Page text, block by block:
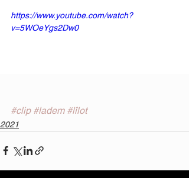
https://www.youtube.com/watch?
v=5WOeYgs2Dw0
#clip #ladem #lîlot
2021